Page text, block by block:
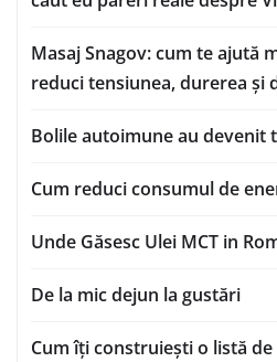
Masaj Snagov: cum te ajută
reduci tensiunea, durerea și
Bolile autoimune au devenit
Cum reduci consumul de
Unde Găsesc Ulei MCT in
De la mic dejun la gustări
Cum îți construiești o listă